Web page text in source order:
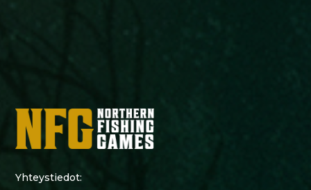
Yhteystiedot: